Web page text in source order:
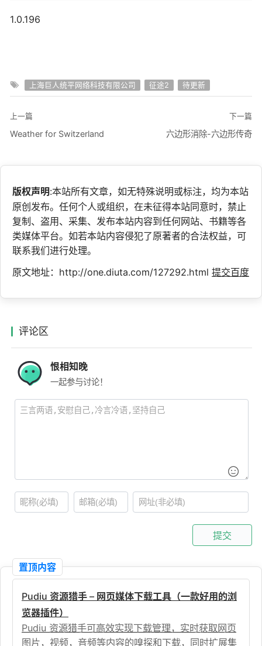
1.0.196
上海巨人统平网络科技有限公司 征途2 待更新
上一篇
Weather for Switzerland
下一篇
六边形消除-六边形传奇
版权声明:本站所有文章，如无特殊说明或标注，均为本站
原创发布。任何个人或组织，在未征得本站同意时，禁止
复制、盗用、采集、发布本站内容到任何网站、书籍等各
类媒体平台。如若本站内容侵犯了原著者的合法权益，可
联系我们进行处理。
原文地址：http://one.diuta.com/127292.html 提交百度
评论区
恨相知晚
一起参与讨论！
提交
置顶内容
Pudiu 资源猎手 – 网页媒体下载工具（一款好用的浏
览器插件）
Pudiu 资源猎手可高效实现下载管理，实时获取网页
图片，视频，音频等内容的嗅探和下载，同时扩展集